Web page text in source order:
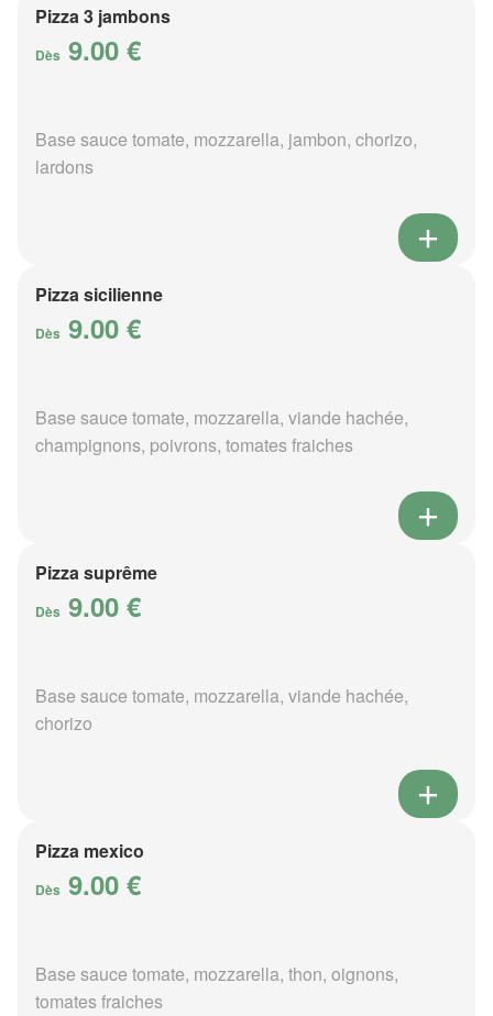
Pizza 3 jambons
Dès 9.00 €
Base sauce tomate, mozzarella, jambon, chorizo,
lardons
Pizza sicilienne
Dès 9.00 €
Base sauce tomate, mozzarella, viande hachée,
champignons, poivrons, tomates fraiches
Pizza suprême
Dès 9.00 €
Base sauce tomate, mozzarella, viande hachée,
chorizo
Pizza mexico
Dès 9.00 €
Base sauce tomate, mozzarella, thon, oignons,
tomates fraiches